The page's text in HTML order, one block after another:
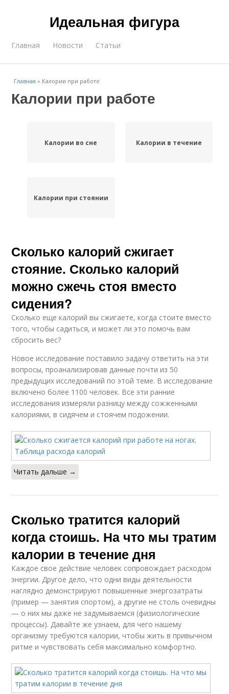
Идеальная фигура
Главная Новости Статьи
Главная » Калории при работе
Калории при работе
Калории во сне Калории в течение
Калории при стоянии
Сколько калорий сжигает
стояние. Сколько калорий
можно сжечь стоя вместо
сидения?
Сколько еще калорий вы сжигаете, когда стоите вместо
того, чтобы садиться, и может ли это помочь вам
сбросить вес?
Новое исследование поставило задачу ответить на эти
вопросы, проанализировав данные почти из 50
предыдущих исследований по этой теме. В исследование
включено более 1100 человек. Все эти ранние
исследования измеряли разницу между сожженными
калориями, в сидячем и стоячем подожении.
Читать дальше →
Сколько тратится калорий
когда стоишь. На что мы тратим
калории в течение дня
Каждое свое действие человек сопровождает расходом
энергии. Другое дело, что одни виды деятельности
наглядно демонстрируют повышенные энергозатраты
(пример — занятия спортом), а другие не столь очевидны
— о них мы даже не задумываемся (физиологические
процессы). Давайте же узнаем, для чего нашему
организму требуются калории, чтобы жить в привычном
ритме и чувствовать себя максимально комфортно.